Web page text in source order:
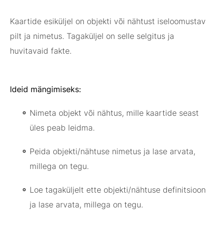
Kaartide esiküljel on objekti või nähtust iseloomustav
pilt ja nimetus. Tagaküljel on selle selgitus ja
huvitavaid fakte.
Ideid mängimiseks:
Nimeta objekt või nähtus, mille kaartide seast
üles peab leidma.
Peida objekti/nähtuse nimetus ja lase arvata,
millega on tegu.
Loe tagaküljelt ette objekti/nähtuse definitsioon
ja lase arvata, millega on tegu.